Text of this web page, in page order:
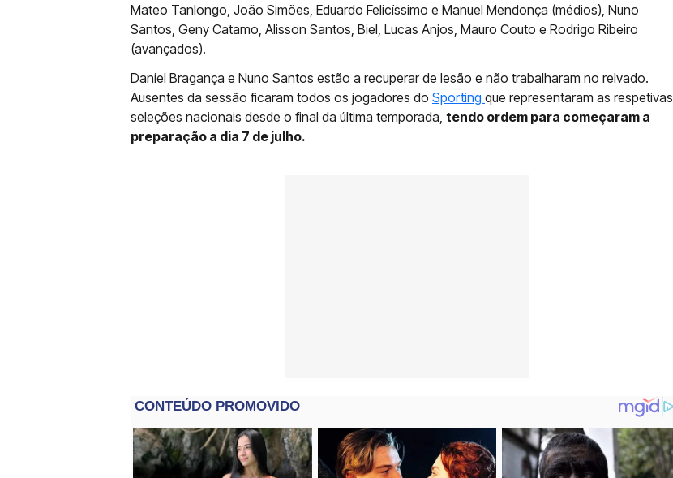
Mateo Tanlongo, João Simões, Eduardo Felicíssimo e Manuel Mendonça (médios), Nuno
Santos, Geny Catamo, Alisson Santos, Biel, Lucas Anjos, Mauro Couto e Rodrigo Ribeiro
(avançados).
Daniel Bragança e Nuno Santos estão a recuperar de lesão e não trabalharam no relvado.
Ausentes da sessão ficaram todos os jogadores do Sporting que representaram as respetivas
seleções nacionais desde o final da última temporada, tendo ordem para começaram a
preparação a dia 7 de julho.